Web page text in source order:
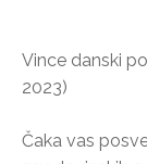
Vince danski
2023)
Čaka vas